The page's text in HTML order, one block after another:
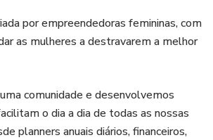
capilar
por empreendedoras femininas, com
as mulheres a destravarem a melhor
comunidade e desenvolvemos
o dia a dia de todas as nossas
planners anuais diários, financeiros,